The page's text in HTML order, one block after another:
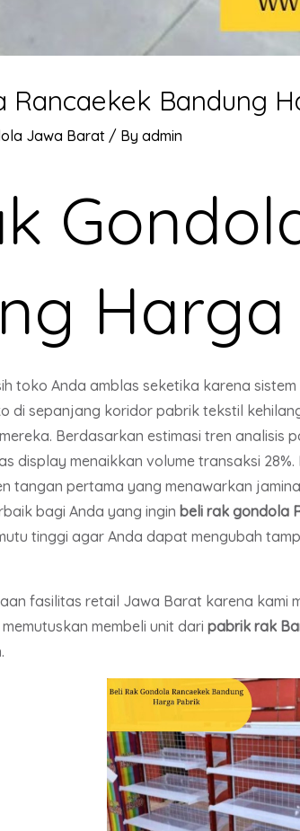
Rancaekek Bandung
Jawa Barat/ By admin
toko Anda amblas seketika karena
di sepanjang koridor pabrik tekstil
Berdasarkan estimasi tren
display menaikkan volume transaksi
tangan pertama yang menawarkan
bagi Anda yang ingin beli rak gondola
tinggi agar Anda dapat mengubah
fasilitas retail Jawa Barat karena kami
membeli unit dari pabrik rak